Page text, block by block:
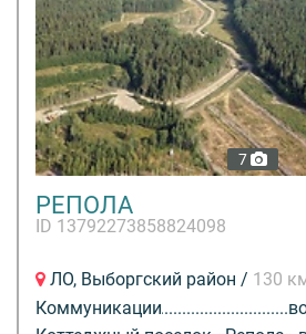
пропускной пункт и охрану. Весь
забором – жить здесь не только
безопасно.
Управляющая компания
Ленинградской области по
премии "КАИССА-2018".
Банки с которыми сотрудничаем
ипотеке: Сбербанк, ЛОКО банк,
банк, Райффайзен, Банк "Санкт-
Есть рассрочка от застройщика
Можно использовать при покупке
7
РЕПОЛА
ID 13792273858824098
ЛО, Выборгский район / 130
Коммуникации